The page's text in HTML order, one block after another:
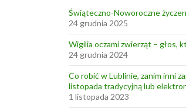
Świąteczno-Noworoczne
24 grudnia 2025
Wigilia oczami zwierząt – głos,
24 grudnia 2024
Co robić w Lublinie, zanim inni
listopada tradycyjną lub
1 listopada 2023